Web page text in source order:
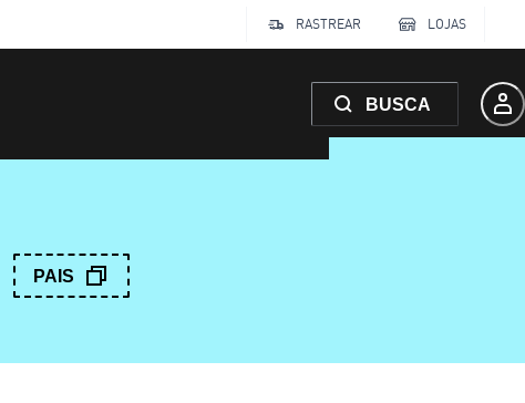
RASTREAR LOJAS
BUSCA
PAIS